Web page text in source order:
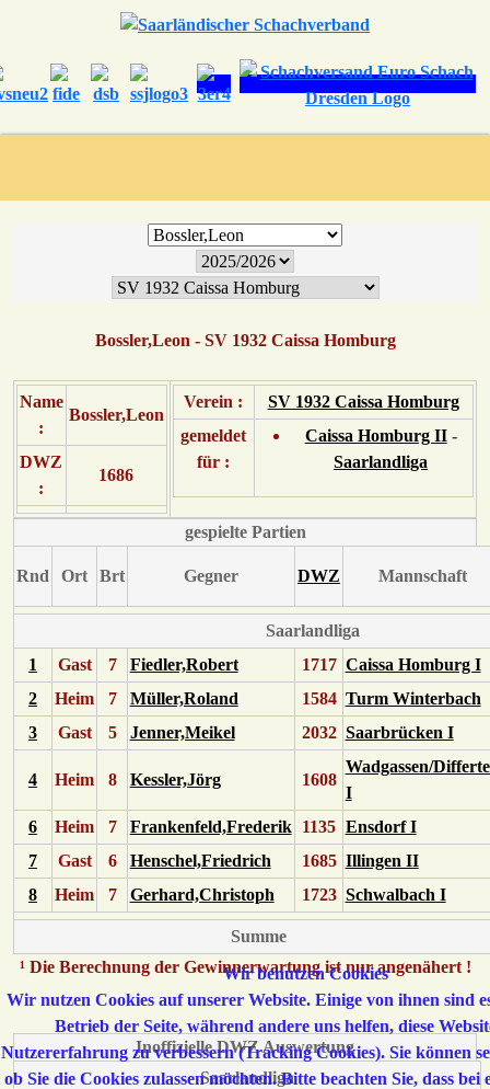
Bossler,Leon - SV 1932 Caissa Homburg
Name
:
Bossler,Leon
DWZ
:
1686
Verein :
SV 1932 Caissa Homburg
gemeldet
für :
Caissa Homburg II-
Saarlandliga
gespielte Partien
Rnd Ort Brt Gegner DWZ Mannschaft
Saarlandliga
1
Gast 7 Fiedler,Robert 1717 Caissa Homburg I
2
Heim 7 Müller,Roland 1584 Turm Winterbach
3
Gast 5 Jenner,Meikel 2032 Saarbrücken I
4 Heim 8 Kessler,Jörg 1608
Wadgassen/
I
6
Heim 7 Frankenfeld,Frederik 1135 Ensdorf I
7
Gast 6 Henschel,Friedrich 1685 Illingen II
8
Heim 7 Gerhard,Christoph 1723 Schwalbach I
Summe
¹ Die Berechnung der Gewinnerwartung ist nur angenähert !
Inoffizielle DWZ Auswertung
Saarlandliga
Wir benutzen Cookies
Wir nutzen Cookies auf unserer Website. Einige von ihnen sind
Betrieb der Seite, während andere uns helfen, diese
Nutzererfahrung zu verbessern (Tracking Cookies). Sie können
ob Sie die Cookies zulassen möchten. Bitte beachten Sie, dass